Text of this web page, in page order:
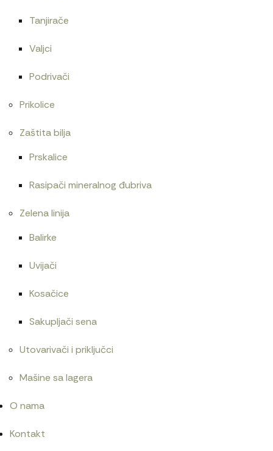
Tanjirače
Valjci
Podrivači
Prikolice
Zaštita bilja
Prskalice
Rasipači mineralnog đubriva
Zelena linija
Balirke
Uvijači
Kosačice
Sakupljači sena
Utovarivači i priključci
Mašine sa lagera
O nama
Kontakt